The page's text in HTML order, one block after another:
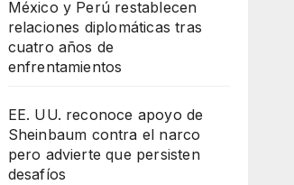
México y Perú restablecen
relaciones diplomáticas tras
cuatro años de
enfrentamientos
EE. UU. reconoce apoyo de
Sheinbaum contra el narco
pero advierte que persisten
desafíos